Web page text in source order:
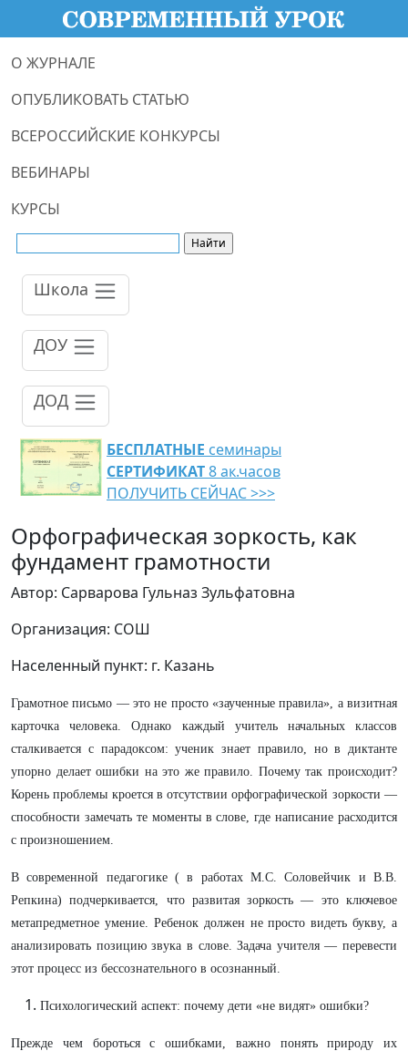
О ЖУРНАЛЕ
ОПУБЛИКОВАТЬ СТАТЬЮ
ВСЕРОССИЙСКИЕ КОНКУРСЫ
ВЕБИНАРЫ
КУРСЫ
Школа
ДОУ
ДОД
БЕСПЛАТНЫЕ семинары
СЕРТИФИКАТ8 ак.часов
ПОЛУЧИТЬ СЕЙЧАС >>>
Орфографическая зоркость, как
фундамент грамотности
Автор: Сарварова Гульназ Зульфатовна
Организация: СОШ
Населенный пункт: г. Казань
Грамотное письмо — это не просто «заученные правила», а визитная
карточка человека. Однако каждый учитель начальных классов
сталкивается с парадоксом: ученик знает правило, но в диктанте
упорно делает ошибки на это же правило. Почему так происходит?
Корень проблемы кроется в отсутствии орфографической зоркости —
способности замечать те моменты в слове, где написание расходится
с произношением.
В современной педагогике ( в работах М.С. Соловейчик и В.В.
Репкина) подчеркивается, что развитая зоркость — это ключевое
метапредметное умение. Ребенок должен не просто видеть букву, а
анализировать позицию звука в слове. Задача учителя — перевести
этот процесс из бессознательного в осознанный.
Психологический аспект: почему дети «не видят» ошибки?
Прежде чем бороться с ошибками, важно понять природу их